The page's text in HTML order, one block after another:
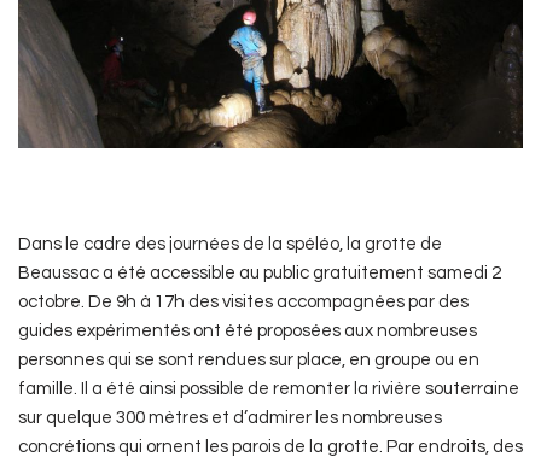
Dans le cadre des journées de la spéléo, la grotte de
Beaussac a été accessible au public gratuitement samedi 2
octobre. De 9h à 17h des visites accompagnées par des
guides expérimentés ont été proposées aux nombreuses
personnes qui se sont rendues sur place, en groupe ou en
famille. Il a été ainsi possible de remonter la rivière souterraine
sur quelque 300 mètres et d’admirer les nombreuses
concrétions qui ornent les parois de la grotte. Par endroits, des